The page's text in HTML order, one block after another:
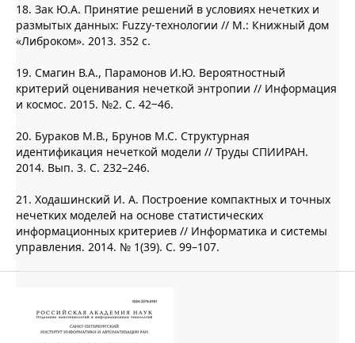
18. Зак Ю.А. Принятие решений в условиях нечетких и
размытых данных: Fuzzy-технологии // М.: Книжный дом
«Либроком». 2013. 352 с.
19. Смагин В.А., Парамонов И.Ю. Вероятностный
критерий оценивания нечеткой энтропии // Информация
и космос. 2015. №2. С. 42‒46.
20. Бураков М.В., Брунов М.С. Структурная
идентификация нечеткой модели // Труды СПИИРАН.
2014. Вып. 3. С. 232–246.
21. Ходашинский И. А. Построение компактных и точных
нечетких моделей на основе статистических
информационных критериев // Информатика и системы
управления. 2014. № 1(39). С. 99–107.